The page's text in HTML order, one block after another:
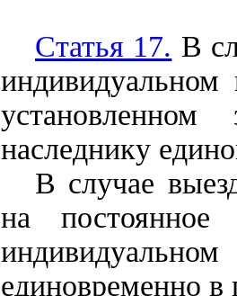
Статья 17. В
индивидуальном
установленном
наследнику
В случае
на постоянное
единовременно